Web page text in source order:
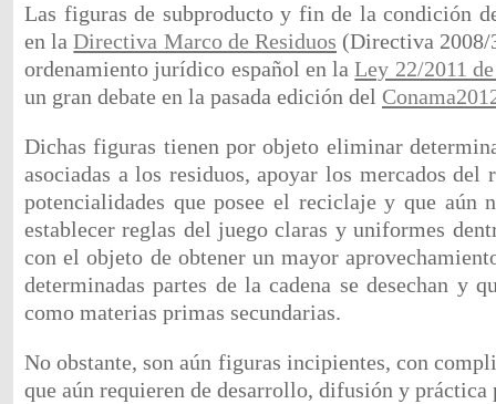
Las figuras de subproducto y fin de la condición
en laDirectiva Marco de Residuos (Directiva 2008/
ordenamiento jurídico español en laLey 22/2011
un gran debate en la pasada edición del
Dichas figuras tienen por objeto eliminar
asociadas a los residuos, apoyar los mercados del
potencialidades que posee el reciclaje y que aún
establecer reglas del juego claras y uniformes
con el objeto de obtener un mayor
determinadas partes de la cadena se desechan y
como materias primas secundarias.
No obstante, son aún figuras incipientes, con
que aún requieren de desarrollo, difusión y práctica